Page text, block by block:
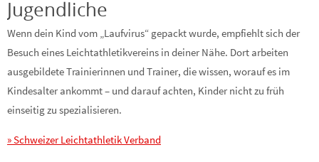
Jugendliche
Wenn dein Kind vom „Laufvirus“ gepackt wurde, empfiehlt sich der
Besuch eines Leichtathletikvereins in deiner Nähe. Dort arbeiten
ausgebildete Trainierinnen und Trainer, die wissen, worauf es im
Kindesalter ankommt – und darauf achten, Kinder nicht zu früh
einseitig zu spezialisieren.
» Schweizer Leichtathletik Verband